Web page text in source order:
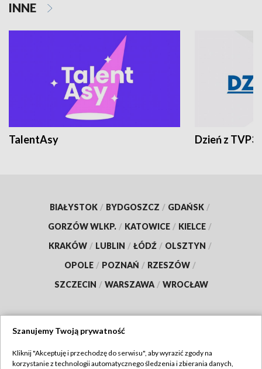
INNE
TalentAsy Dzień z TVP3
BIAŁYSTOK / BYDGOSZCZ / GDAŃSK /
GORZÓW WLKP. / KATOWICE / KIELCE /
KRAKÓW / LUBLIN / ŁÓDŹ / OLSZTYN /
OPOLE / POZNAŃ / RZESZÓW /
SZCZECIN / WARSZAWA / WROCŁAW
TVP
Szanujemy Twoją prywatność
Kliknij "Akceptuję i przechodzę do serwisu", aby wyrazić zgody na
korzystanie z technologii automatycznego śledzenia i zbierania danych,